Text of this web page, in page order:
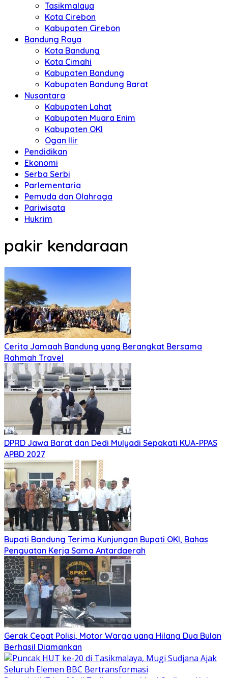
Tasikmalaya
Kota Cirebon
Kabupaten Cirebon
Bandung Raya
Kota Bandung
Kota Cimahi
Kabupaten Bandung
Kabupaten Bandung Barat
Nusantara
Kabupaten Lahat
Kabupaten Muara Enim
Kabupaten OKI
Ogan Ilir
Pendidikan
Ekonomi
Serba Serbi
Parlementaria
Pemuda dan Olahraga
Pariwisata
Hukrim
pakir kendaraan
Cerita Jamaah Bandung yang Berangkat Bersama
Rahmah Travel
DPRD Jawa Barat dan Dedi Mulyadi Sepakati KUA-PPAS
APBD 2027
Bupati Bandung Terima Kunjungan Bupati OKI, Bahas
Penguatan Kerja Sama Antardaerah
Gerak Cepat Polisi, Motor Warga yang Hilang Dua Bulan
Berhasil Diamankan